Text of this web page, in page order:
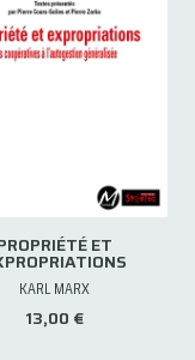
ET
KARL MARX
13,00 €